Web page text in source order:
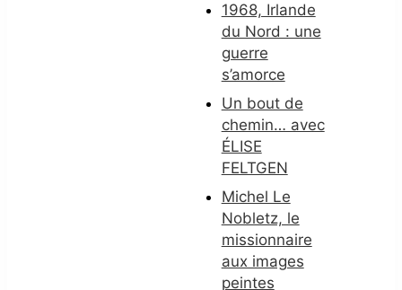
1968, Irlande
du Nord : une
guerre
s’amorce
Un bout de
chemin… avec
ÉLISE
FELTGEN
Michel Le
Nobletz, le
missionnaire
aux images
peintes